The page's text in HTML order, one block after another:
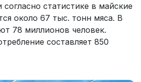
статистике в майские
около 67 тыс. тонн мяса. В
78 миллионов человек.
составляет 850